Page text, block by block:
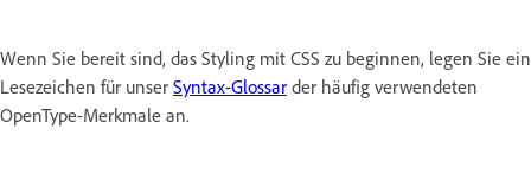
Wenn Sie bereit sind, das Styling mit CSS zu beginnen, legen Sie ein
Lesezeichen für unser Syntax-Glossar der häufig verwendeten
OpenType-Merkmale an.